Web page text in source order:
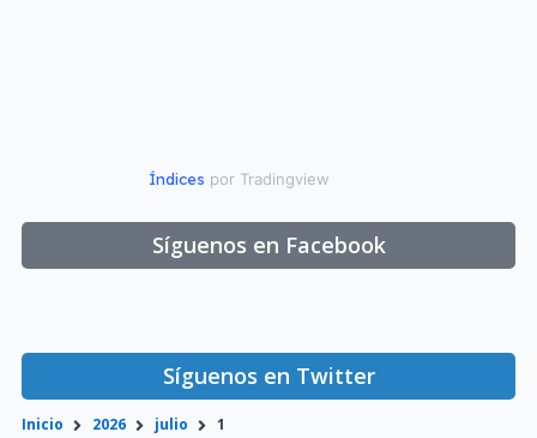
Índices por Tradingview
Síguenos en Facebook
Síguenos en Twitter
Inicio 2026 julio 1